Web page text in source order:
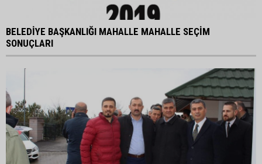
BELEDİYE BAŞKANLIĞI MAHALLE MAHALLE SEÇİM
SONUÇLARI